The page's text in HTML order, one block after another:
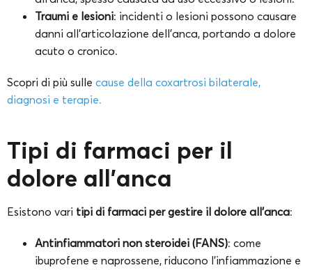
Traumi e lesioni: incidenti o lesioni possono causare
danni all’articolazione dell’anca, portando a dolore
acuto o cronico.
Scopri di più sulle cause della coxartrosi bilaterale,
diagnosi e terapie.
Tipi di farmaci per il
dolore all’anca
Esistono vari tipi di farmaci per gestire il dolore all’anca:
Antinfiammatori non steroidei (FANS): come
ibuprofene e naprossene, riducono l’infiammazione e